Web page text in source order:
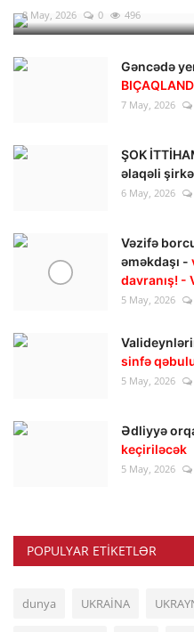
8 May, 2026 0 496
Gəncədə
7 May, 2026
ŞOK
əlaqəli
6 May, 2026
Vəzifə
əməkdaşı -
davranış! -
5 May, 2026
sinfə
5 May, 2026
Ədliyyə
keçiriləcək
5 May, 2026
POPULYAR ETIKETLƏR
dunya UKRAİNA